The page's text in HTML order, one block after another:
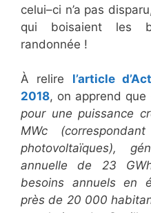
celui–ci n’a pas
qui boisaient les
randonnée !
À relire l’article
2018, on apprend que
pour une puissance
MWc
photovoltaïques),
annuelle de 23
besoins annuels en
près de 20 000